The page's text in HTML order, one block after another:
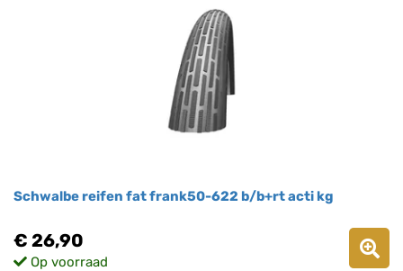
Schwalbe reifen fat frank50-622 b/b+rt acti kg
€ 26,90
Op voorraad